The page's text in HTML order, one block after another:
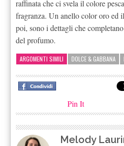
raffinata che ci svela il colore
fragranza. Un anello color oro ed
poi, sono i dettagli che
del profumo.
ARGOMENTI SIMILI DOLCE & GABBANA
Pin It
Melody